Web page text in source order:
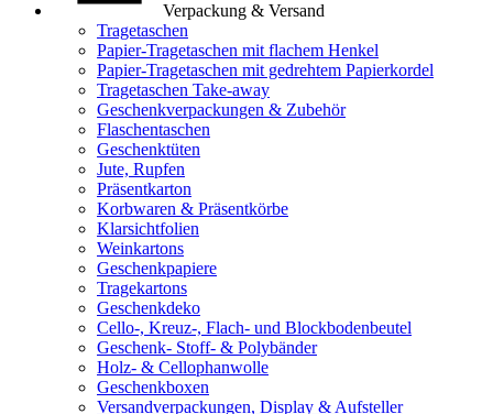
Verpackung & Versand
Tragetaschen
Papier-Tragetaschen mit flachem Henkel
Papier-Tragetaschen mit gedrehtem Papierkordel
Tragetaschen Take-away
Geschenkverpackungen & Zubehör
Flaschentaschen
Geschenktüten
Jute, Rupfen
Präsentkarton
Korbwaren & Präsentkörbe
Klarsichtfolien
Weinkartons
Geschenkpapiere
Tragekartons
Geschenkdeko
Cello-, Kreuz-, Flach- und Blockbodenbeutel
Geschenk- Stoff- & Polybänder
Holz- & Cellophanwolle
Geschenkboxen
Versandverpackungen, Display & Aufsteller